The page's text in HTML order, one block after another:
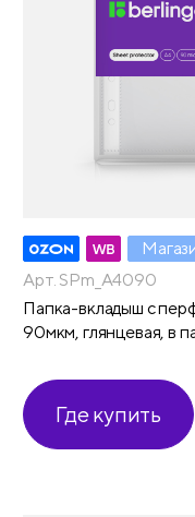
Арт. SPm_A4090
Папка-вкладыш с
90мкм, глянцевая, в
Где купить